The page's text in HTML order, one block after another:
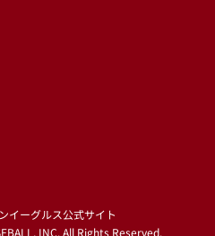
イーグルス公式サイト
INC. All Rights Reserved.